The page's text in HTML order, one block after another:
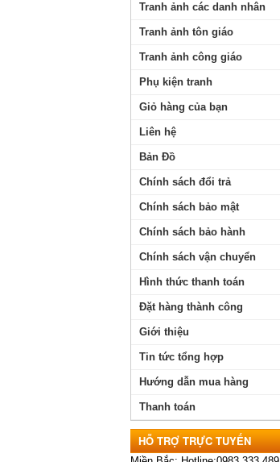
Tranh ảnh các danh nhân
Tranh ảnh tôn giáo
Tranh ảnh công giáo
Phụ kiện tranh
Giỏ hàng của bạn
Liên hệ
Bản Đồ
Chính sách đổi trả
Chính sách bảo mật
Chính sách bảo hành
Chính sách vận chuyển
Hình thức thanh toán
Đặt hàng thành công
Giới thiệu
Tin tức tổng hợp
Hướng dẫn mua hàng
Thanh toán
HỖ TRỢ TRỰC TUYẾN